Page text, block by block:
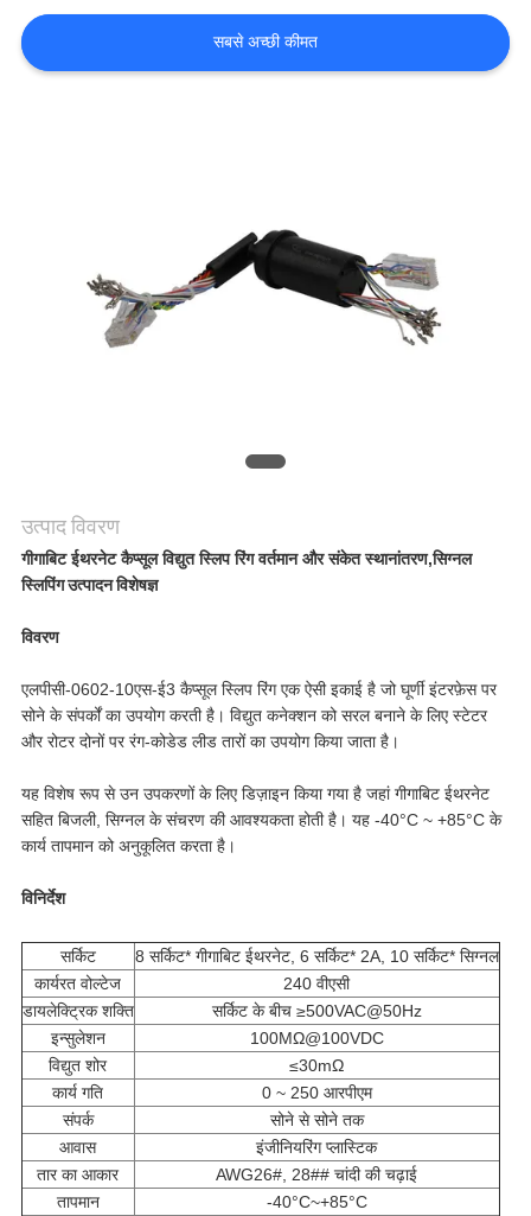
संपर्क
करें
PRIVACY
सबसे अच्छी कीमत
उत्पाद विवरण
गीगाबिट ईथरनेट कैप्सूल विद्युत स्लिप रिंग वर्तमान और संकेत स्थानांतरण,सिग्नल
स्लिपिंग उत्पादन विशेषज्ञ
विवरण
एलपीसी-0602-10एस-ई3 कैप्सूल स्लिप रिंग एक ऐसी इकाई है जो घूर्णी इंटरफ़ेस पर
सोने के संपर्कों का उपयोग करती है। विद्युत कनेक्शन को सरल बनाने के लिए स्टेटर
और रोटर दोनों पर रंग-कोडेड लीड तारों का उपयोग किया जाता है।
यह विशेष रूप से उन उपकरणों के लिए डिज़ाइन किया गया है जहां गीगाबिट ईथरनेट
सहित बिजली, सिग्नल के संचरण की आवश्यकता होती है। यह -40°C ~ +85°C के
कार्य तापमान को अनुकूलित करता है।
विनिर्देश
सर्किट
8 सर्किट* गीगाबिट ईथरनेट, 6 सर्किट* 2A, 10 सर्किट* सिग्नल
कार्यरत वोल्टेज
240 वीएसी
डायलेक्ट्रिक शक्ति
सर्किट के बीच ≥500VAC@50Hz
इन्सुलेशन
100MΩ@100VDC
विद्युत शोर
≤30mΩ
कार्य गति
0 ~ 250 आरपीएम
संपर्क
सोने से सोने तक
आवास
इंजीनियरिंग प्लास्टिक
तार का आकार
AWG26#, 28## चांदी की चढ़ाई
तापमान
-40°C~+85°C